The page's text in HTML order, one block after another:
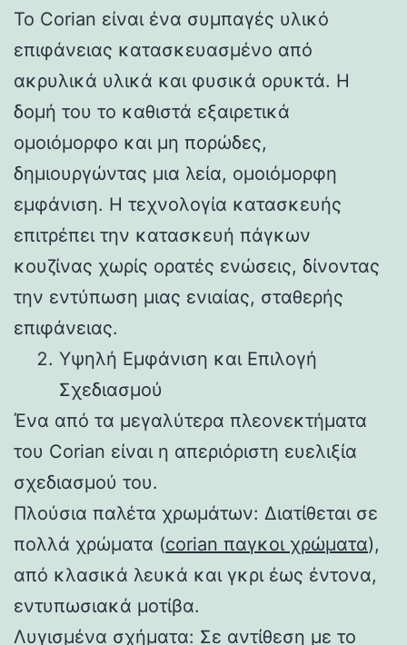
Το Corian είναι ένα συμπαγές υλικό
επιφάνειας κατασκευασμένο από
ακρυλικά υλικά και φυσικά ορυκτά. Η
δομή του το καθιστά εξαιρετικά
ομοιόμορφο και μη πορώδες,
δημιουργώντας μια λεία, ομοιόμορφη
εμφάνιση. Η τεχνολογία κατασκευής
επιτρέπει την κατασκευή πάγκων
κουζίνας χωρίς ορατές ενώσεις, δίνοντας
την εντύπωση μιας ενιαίας, σταθερής
επιφάνειας.
Υψηλή Εμφάνιση και Επιλογή
Σχεδιασμού
Ένα από τα μεγαλύτερα πλεονεκτήματα
του Corian είναι η απεριόριστη ευελιξία
σχεδιασμού του.
Πλούσια παλέτα χρωμάτων: Διατίθεται σε
πολλά χρώματα (corian παγκοι χρώματα),
από κλασικά λευκά και γκρι έως έντονα,
εντυπωσιακά μοτίβα.
Λυγισμένα σχήματα: Σε αντίθεση με το